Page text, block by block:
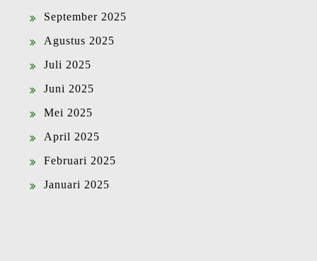
September 2025
Agustus 2025
Juli 2025
Juni 2025
Mei 2025
April 2025
Februari 2025
Januari 2025